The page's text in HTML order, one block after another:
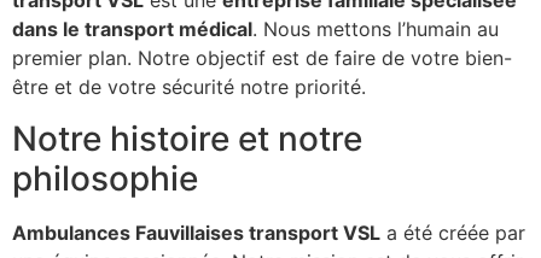
dans le transport médical. Nous mettons l’humain au
premier plan. Notre objectif est de faire de votre bien-
être et de votre sécurité notre priorité.
Notre histoire et notre
philosophie
Ambulances Fauvillaises transport VSL a été créée par